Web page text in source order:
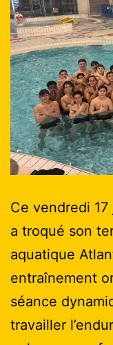
Ce vendredi 17
a troqué son
aquatique
entraînement
séance
travailler